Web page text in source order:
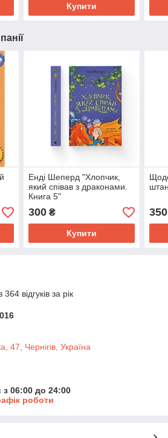
Купити
Енді Шеперд "Хлопчик,
який співав з драконами.
Книга 5"
300₴
Купити
350
відгуків за рік
47, Чернігів, Україна
06:00 до 24:00
роботи